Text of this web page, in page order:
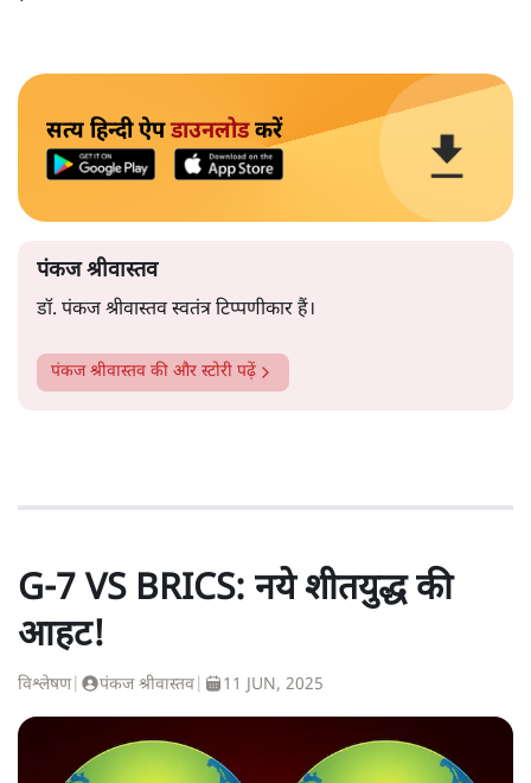
सत्य हिन्दी ऐपडाउनलोडकरें
पंकज श्रीवास्तव
डॉ. पंकज श्रीवास्तव स्वतंत्र टिप्पणीकार हैं।
पंकज श्रीवास्तव की और स्टोरी पढ़ें
G-7 VS BRICS: नये शीतयुद्ध की
आहट!
विश्लेषण| पंकज श्रीवास्तव 11 JUN, 2025